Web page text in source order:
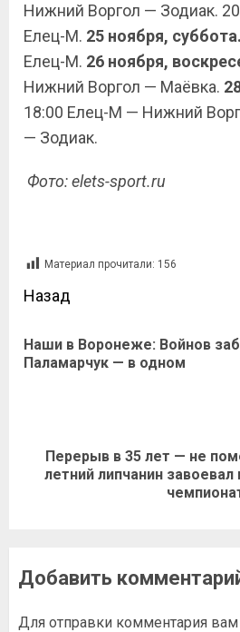
Нижний Воргол — Зодиак.
Елец-М. 25 ноября, суббота.
Елец-М. 26 ноября,
Нижний Воргол — Маёвка.
18:00 Елец-М — Нижний
— Зодиак.
Фото: elets-sport.ru
Материал прочитали: 156
Назад
Наши в Воронеже: Войнов
Паламарчук — в одном
Перерыв в 35 лет — не
летний липчанин
Добавить
Для отправки комментария